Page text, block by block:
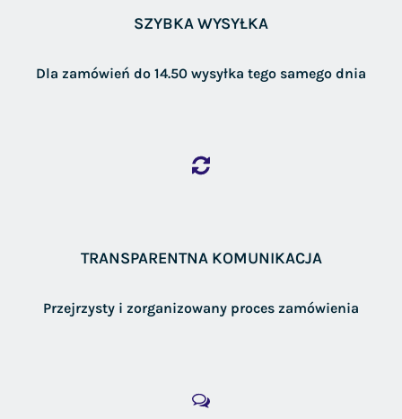
SZYBKA WYSYŁKA
Dla zamówień do 14.50 wysyłka tego samego dnia
TRANSPARENTNA KOMUNIKACJA
Przejrzysty i zorganizowany proces zamówienia